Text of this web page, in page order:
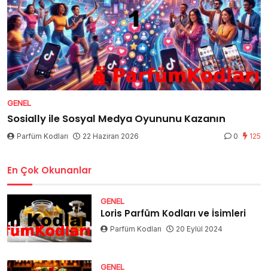
GENEL
Sosially ile Sosyal Medya Oyununu Kazanın
Parfüm Kodları 22 Haziran 2026 0 125
En Çok Okunanlar
GENEL
Loris Parfüm Kodları ve İsimleri
Parfüm Kodları 20 Eylül 2024
GENEL